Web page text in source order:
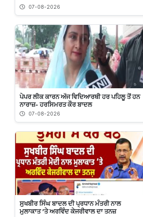
07-08-2026
ਪੇਪਰ ਲੀਕ ਕਾਰਨ ਅੱਜ ਵਿਦਿਆਰਥੀ ਹਰ ਪਹਿਲੂ ਤੋਂ ਹਨ
ਨਾਰਾਜ਼- ਹਰਸਿਮਰਤ ਕੌਰ ਬਾਦਲ
07-08-2026
ਸੁਖਬੀਰ ਸਿੰਘ ਬਾਦਲ ਦੀ ਪ੍ਰਧਾਨ ਮੰਤਰੀ ਨਾਲ
ਮੁਲਾਕਾਤ ’ਤੇ ਅਰਵਿੰਦ ਕੇਜਰੀਵਾਲ ਦਾ ਤਨਜ਼